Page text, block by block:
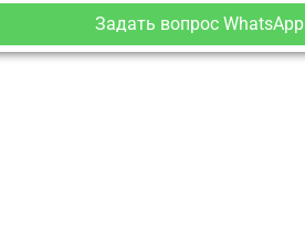
Задать вопрос WhatsApp